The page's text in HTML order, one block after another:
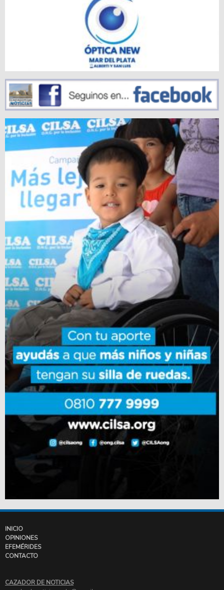
INICIO
OPINIONES
EFEMÉRIDES
CONTACTO
CAZADOR DE NOTICIAS